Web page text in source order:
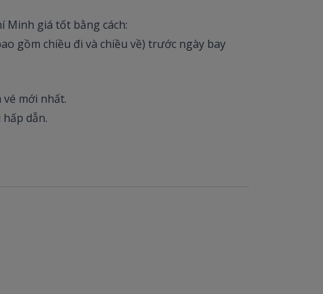
Minh giá tốt bằng cách:
gồm chiều đi và chiều về) trước ngày bay
mới nhất.
dẫn.